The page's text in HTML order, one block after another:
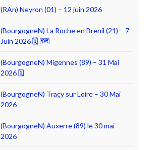
(RAn) Neyron (01) – 12 juin 2026
(BourgogneN) La Roche en Brenil (21) – 7
Juin 2026 🗓 🗺
(BourgogneN) Migennes (89) – 31 Mai
2026 🗓
(BourgogneN) Traçy sur Loire – 30 Mai
2026
(BourgogneN) Auxerre (89) le 30 mai
2026